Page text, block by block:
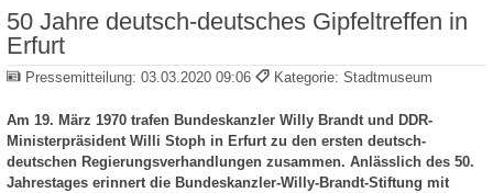
50 Jahre deutsch-deutsches Gipfeltreffen in
Erfurt
Pressemitteilung: 03.03.2020 09:06 Kategorie: Stadtmuseum
Am 19. März 1970 trafen Bundeskanzler Willy Brandt und DDR-
Ministerpräsident Willi Stoph in Erfurt zu den ersten deutsch-
deutschen Regierungsverhandlungen zusammen. Anlässlich des 50.
Jahrestages erinnert die Bundeskanzler-Willy-Brandt-Stiftung mit